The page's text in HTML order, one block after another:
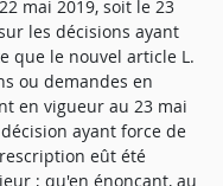
mai 2019, soit le 23
les décisions ayant
que le nouvel article L.
ou demandes en
en vigueur au 23 mai
ayant force de
eût été
; qu'en énonçant, au